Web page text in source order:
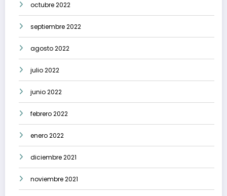
octubre 2022
septiembre 2022
agosto 2022
julio 2022
junio 2022
febrero 2022
enero 2022
diciembre 2021
noviembre 2021